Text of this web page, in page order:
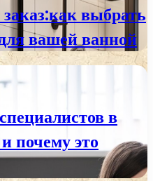
выбрать
вашей ванной
в
почему это